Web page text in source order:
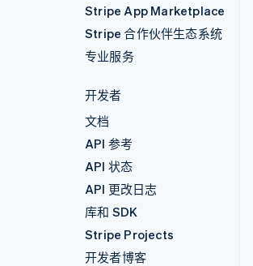
Stripe App Marketplace
Stripe 合作伙伴生态系统
专业服务
开发者
文档
API 参考
API 状态
API 更改日志
库和 SDK
Stripe Projects
开发者博客